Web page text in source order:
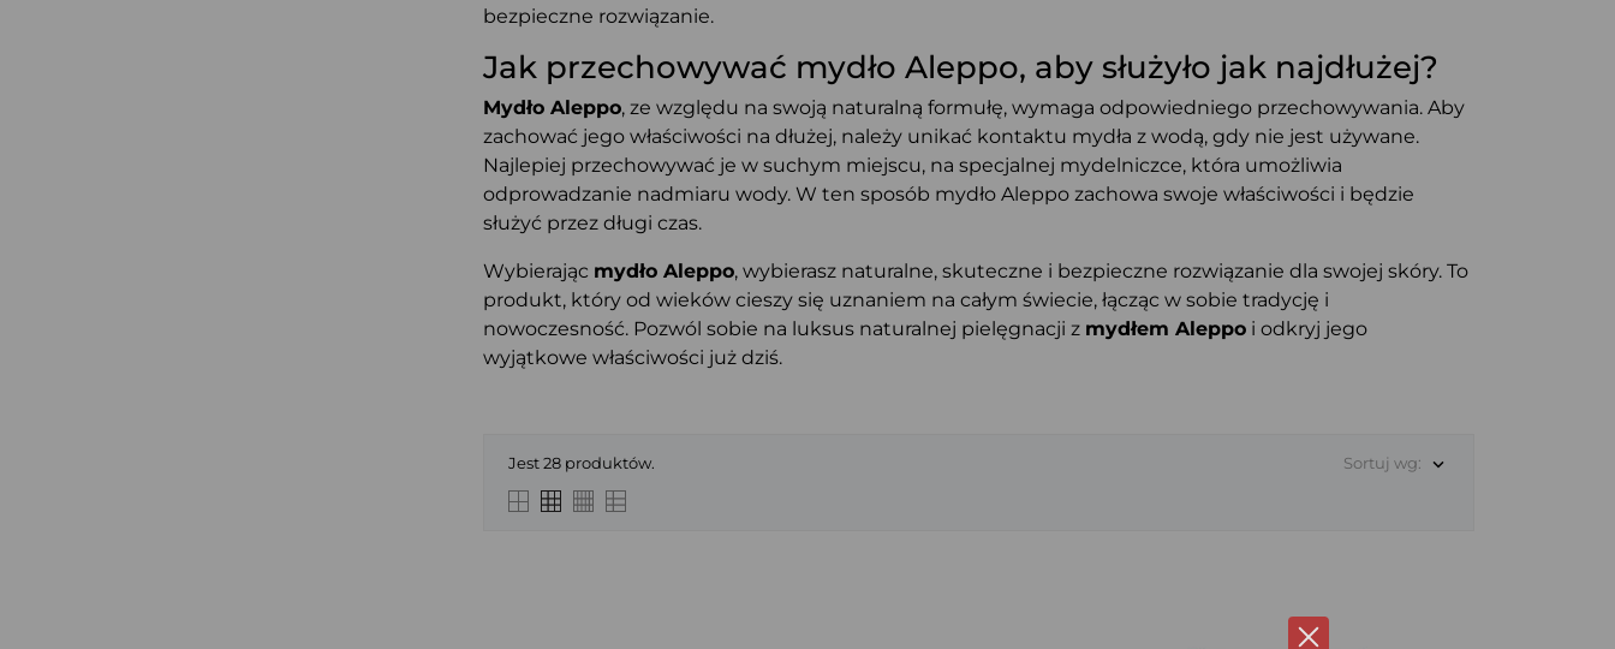
bezpieczne rozwiązanie.
Jak przechowywać mydło Aleppo, aby służyło jak najdłużej?
Mydło Aleppo, ze względu na swoją naturalną formułę, wymaga odpowiedniego przechowywania. Aby
zachować jego właściwości na dłużej, należy unikać kontaktu mydła z wodą, gdy nie jest używane.
Najlepiej przechowywać je w suchym miejscu, na specjalnej mydelniczce, która umożliwia
odprowadzanie nadmiaru wody. W ten sposób mydło Aleppo zachowa swoje właściwości i będzie
służyć przez długi czas.
Wybierając mydło Aleppo, wybierasz naturalne, skuteczne i bezpieczne rozwiązanie dla swojej skóry. To
produkt, który od wieków cieszy się uznaniem na całym świecie, łącząc w sobie tradycję i
nowoczesność. Pozwól sobie na luksus naturalnej pielęgnacji z mydłem Aleppo i odkryj jego
wyjątkowe właściwości już dziś.
Jest 28 produktów. Sortuj wg: 
SZYBKI PODGLĄD